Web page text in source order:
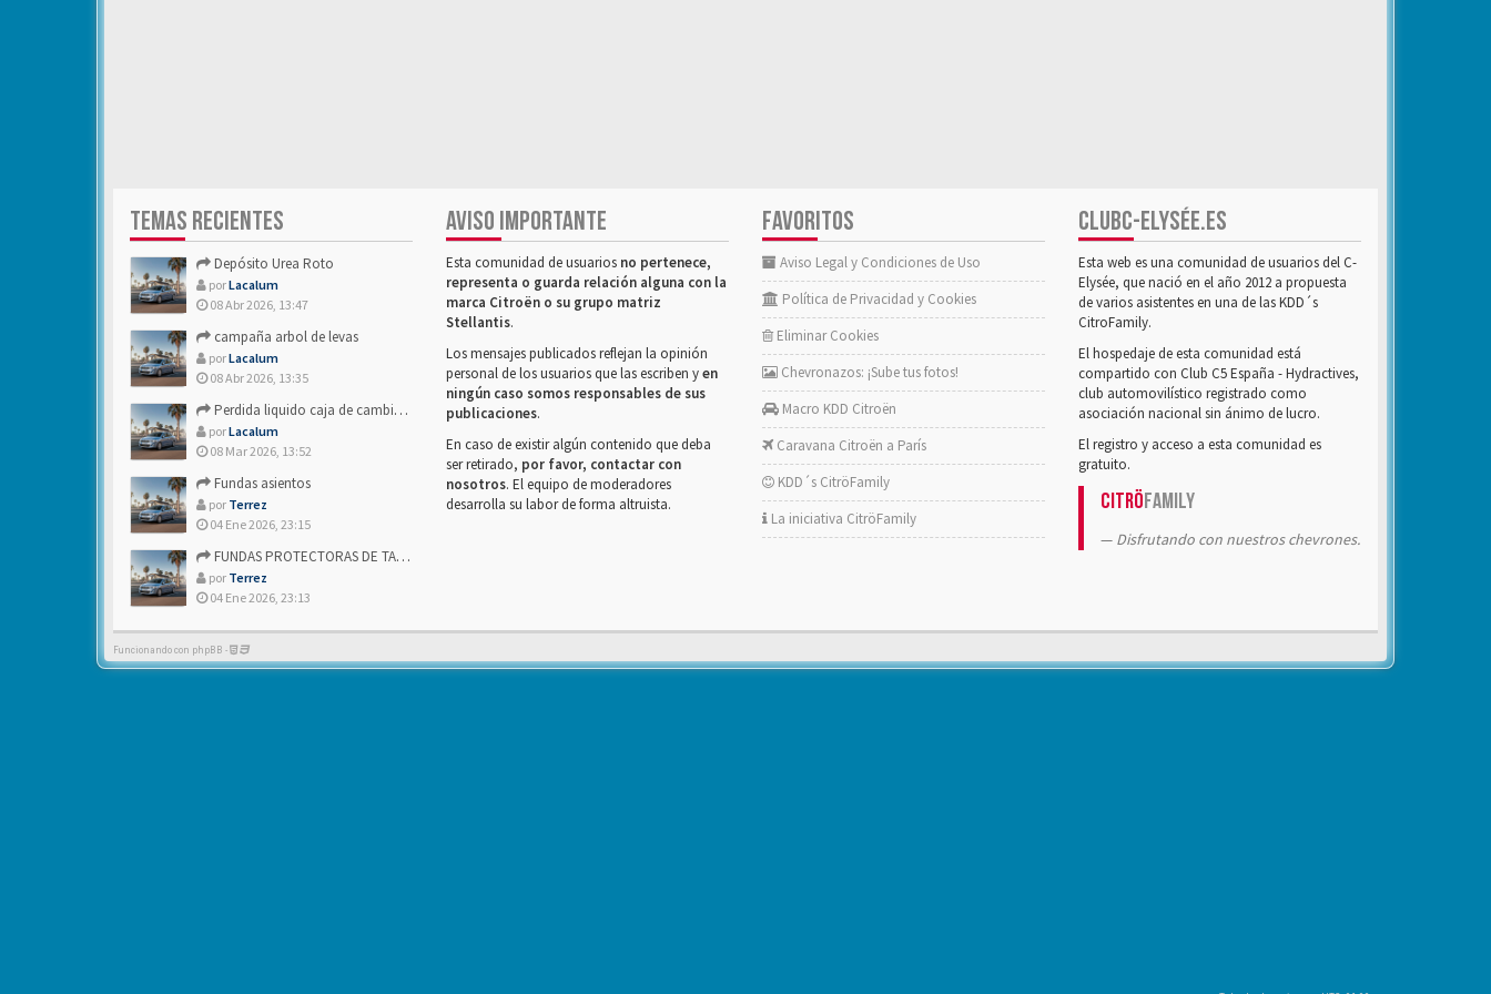
TEMAS RECIENTES
Depósito Urea Roto
porLacalum
08 Abr 2026, 13:47
campaña arbol de levas
porLacalum
08 Abr 2026, 13:35
Perdida liquido caja de cambios- Alguien sabria decirme
porLacalum
08 Mar 2026, 13:52
Fundas asientos
por Terrez
04 Ene 2026, 23:15
FUNDAS PROTECTORAS DE TAPICERIA
por Terrez
04 Ene 2026, 23:13
AVISO IMPORTANTE
Esta comunidad de usuarios no pertenece,
representa o guarda relación alguna con la
marca Citroën o su grupo matriz
Stellantis.
Los mensajes publicados reflejan la opinión
personal de los usuarios que las escriben yen
ningún caso somos responsables de sus
publicaciones.
En caso de existir algún contenido que deba
ser retirado, por favor, contactar con
nosotros. El equipo de moderadores
desarrolla su labor de forma altruista.
FAVORITOS
Aviso Legal y Condiciones de Uso
Política de Privacidad y Cookies
Eliminar Cookies
Chevronazos: ¡Sube tus fotos!
Macro KDD Citroën
Caravana Citroën a París
KDD´s CitröFamily
La iniciativa CitröFamily
CLUBC-ELYSÉE.ES
Esta web es una comunidad de usuarios del C-
Elysée, que nació en el año 2012 a propuesta
de varios asistentes en una de las KDD´s
CitroFamily.
El hospedaje de esta comunidad está
compartido con Club C5 España - Hydractives,
club automovilístico registrado como
asociación nacional sin ánimo de lucro.
El registro y acceso a esta comunidad es
gratuito.
CitröFamily
Disfrutando con nuestros chevrones.
Funcionando con phpBB -